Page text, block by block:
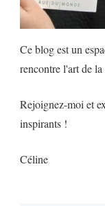
Ce blog est un
rencontre l'art de
Rejoignez-moi et
inspirants !
Céline